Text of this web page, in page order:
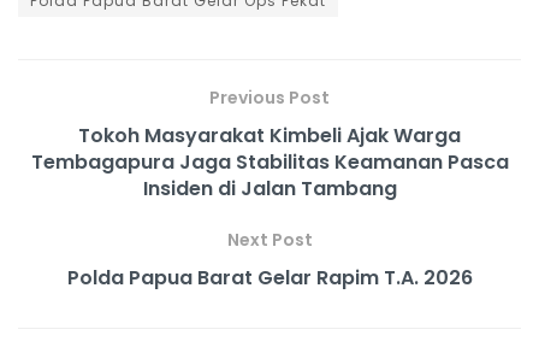
Previous Post
Tokoh Masyarakat Kimbeli Ajak Warga
Tembagapura Jaga Stabilitas Keamanan Pasca
Insiden di Jalan Tambang
Next Post
Polda Papua Barat Gelar Rapim T.A. 2026